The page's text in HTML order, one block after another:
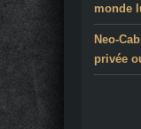
monde
Neo-
privée